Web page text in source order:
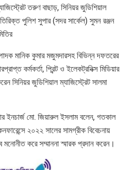
তরুণ বাছাড়, সিনিয়র জুডিশিয়াল
পুলিশ সুপার (সদর সার্কেল) সুমন রঞ্জন
মানিক কুমার মজুমদারসহ বিভিন্ন দফতরের
কর্মকর্তা, প্রিন্ট ও ইলেকট্রনিক্স মিডিয়ার
সিনিয়র জুডিশিয়াল ম্যাজিস্ট্রেট সালমা
ইনচার্জ মো. জিয়ারুল ইসলাম বলেন, গতকাল
২০২২ সালের সামগ্রীক বিবেচনায়
মনোনীত করে সম্মাননা স্মারক প্রদান করেন।